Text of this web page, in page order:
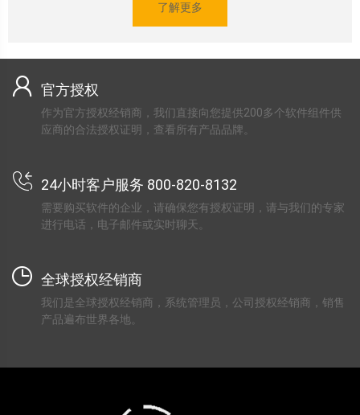
了解更多
官方授权
作为官方授权经销商，我们直接向您提供200多个软件组件供
应商的合法授权证明，查看所有产品品牌。
24小时客户服务 800-820-8132
需要购买软件的企业，请确保您有授权证明，请与我们的专家
进行电话，电子邮件或实时聊天。
全球授权经销商
我们是全球授权经销商，系统管理员，公司授权经销商，销售
产品遍布世界各地。